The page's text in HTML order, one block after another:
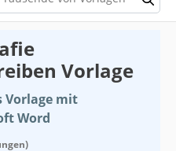
Vorlage
Vorlage mit
Word